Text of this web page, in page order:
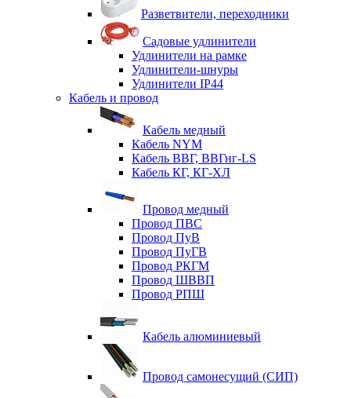
Разветвители, переходники
Садовые удлинители
Удлинители на рамке
Удлинители-шнуры
Удлинители IP44
Кабель и провод
Кабель медный
Кабель NYM
Кабель ВВГ, ВВГнг-LS
Кабель КГ, КГ-ХЛ
Провод медный
Провод ПВС
Провод ПуВ
Провод ПуГВ
Провод РКГМ
Провод ШВВП
Провод РПШ
Кабель алюминиевый
Провод самонесущий (СИП)